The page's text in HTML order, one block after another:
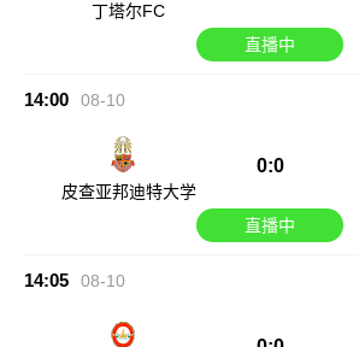
丁塔尔FC
直播中
14:00 08-10
皮查亚邦迪特大学
0:0
直播中
14:05 08-10